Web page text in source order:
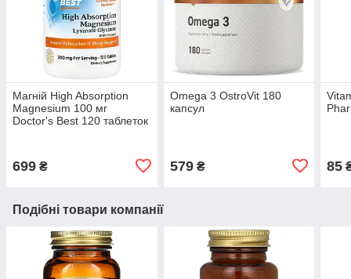
Магній High Absorption
Magnesium 100 мг
Doctor's Best 120 таблеток
699 ₴
Omega 3 OstroVit 180
капсул
579₴ 85
Подібні товари компанії